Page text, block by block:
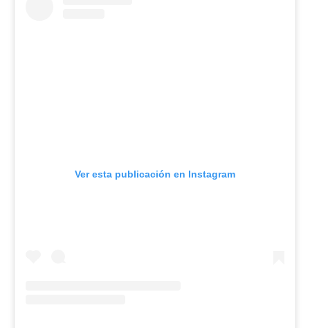
Ver esta publicación en Instagram